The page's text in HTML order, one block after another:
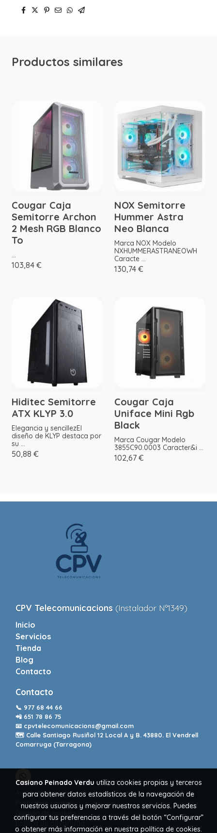
Productos similares
Cougar Caja
Semitorre Archon
2 Mesh RGB Blanco
To
...
103,84 €
NOX Semitorre
Hummer Astra
Neo Blanca
Marca NOX Modelo
NXHUMMERASTRANEOWH
Caracte ...
130,74 €
Hiditec Semitorre
ATX KLYP 3.0
Elegancia y sencillezEl
diseño de KLYP destaca por
su ...
50,88 €
Cougar Caja
Uniface Mini Rgb
Black
Marca Cougar Modelo
3855C90.0003 Caracter&i ...
102,67 €
CPV Telecomunicacions (Instalador Nº1349)
Inicio
Servicios
Tienda
Blog
Contacto
Contacto
📞 977 68 44 66
📲 651 78 86 75
📧 cpvtelecomunicacions@gmail.com
🗺️ Calle Santiago Rusiñol 12 Local A y B. 43880. El Vendrell
Comarruga (Tarragona)
Aviso legal
Política de cookies
Gestión de cookies
Política de privacidad
Casiano Peinado Verdu utiliza cookies propias y terceros
para obtener datos estadísticos de la navegación de
nuestros usuarios y mejorar nuestros servicios. Puedes
configurar tus preferencias a través del botón “Configurar”
o obtener más información en nuestra política de cookies.